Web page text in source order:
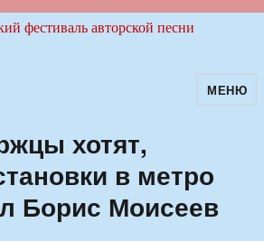
авторскойМЕНЮ
хотят,
в метро
Борис Моисеев